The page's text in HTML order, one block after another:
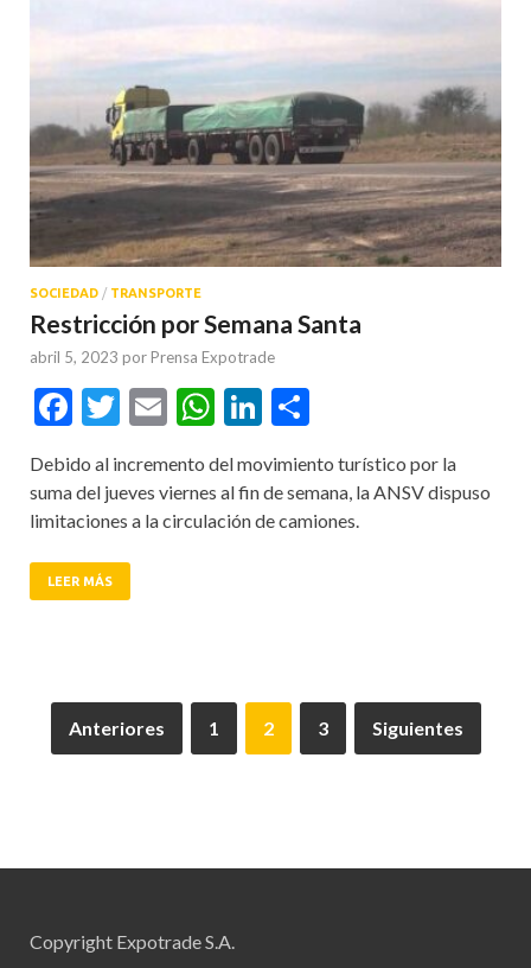
SOCIEDAD / TRANSPORTE
Restricción por Semana Santa
abril 5, 2023 por Prensa Expotrade
Facebook
Twitter
EmailWhatsApp
LinkedIn
Debido al incremento del movimiento turístico por la
suma del jueves viernes al fin de semana, la ANSV dispuso
limitaciones a la circulación de camiones.
LEER MÁS
Anteriores 1 2 3 Siguientes
Copyright Expotrade S.A.